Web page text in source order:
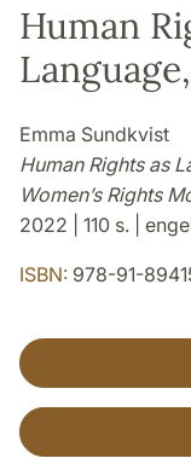
Human
Emma Sundkvist
Human Rights as
Women’s Rights
2022 | 110 s. |
ISBN: 978-91-